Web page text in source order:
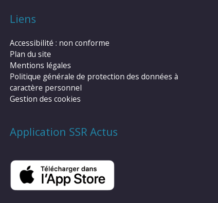
Liens
Accessibilité : non conforme
Plan du site
Mentions légales
Politique générale de protection des données à
caractère personnel
Gestion des cookies
Application SSR Actus